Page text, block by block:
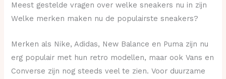
Meest gestelde vragen over welke sneakers nu in zijn
Welke merken maken nu de populairste sneakers?
Merken als Nike, Adidas, New Balance en Puma zijn nu
erg populair met hun retro modellen, maar ook Vans en
Converse zijn nog steeds veel te zien. Voor duurzame